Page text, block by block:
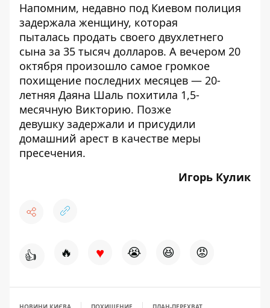
Напомним, недавно под Киевом полиция
задержала женщину, которая
пыталась продать своего двухлетнего
сына за 35 тысяч долларов. А вечером 20
октября произошло самое громкое
похищение последних месяцев — 20-
летняя Даяна Шаль похитила 1,5-
месячную Викторию. Позже
девушку задержали и присудили
домашний арест в качестве меры
пресечения.
Игорь Кулик
👍 🔥 ♥ 😭 😆 😡